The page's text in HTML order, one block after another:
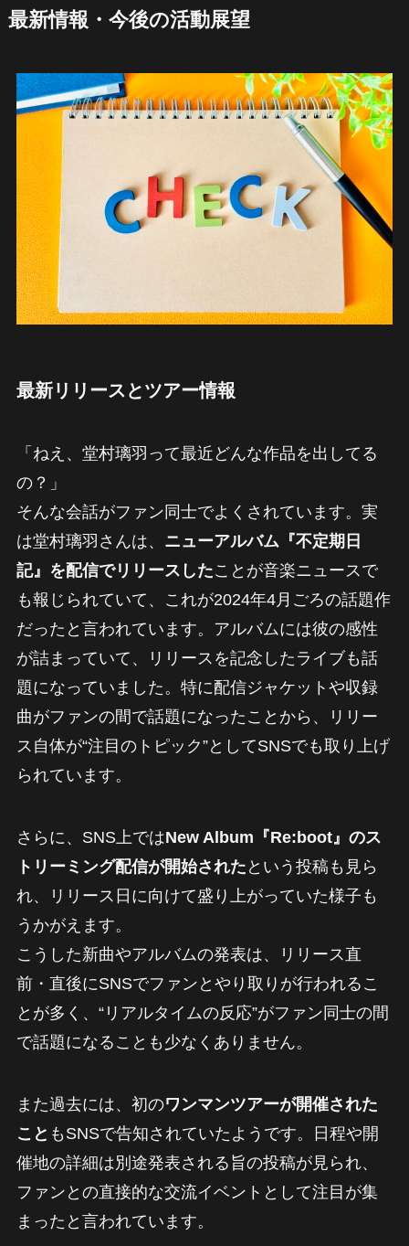
最新情報・今後の活動展望
最新リリースとツアー情報
「ねえ、堂村璃羽って最近どんな作品を出してる
の？」
そんな会話がファン同士でよくされています。実
は堂村璃羽さんは、 ニューアルバム『不定期日
記』を配信でリリースしたことが音楽ニュースで
も報じられていて、これが2024年4月ごろの話題作
だったと言われています。アルバムには彼の感性
が詰まっていて、リリースを記念したライブも話
題になっていました。特に配信ジャケットや収録
曲がファンの間で話題になったことから、リリー
ス自体が“注目のトピック”としてSNSでも取り上げ
られています。
さらに、SNS上ではNew Album『Re:boot』のス
トリーミング配信が開始された という投稿も見ら
れ、リリース日に向けて盛り上がっていた様子も
うかがえます。
こうした新曲やアルバムの発表は、リリース直
前・直後にSNSでファンとやり取りが行われるこ
とが多く、“リアルタイムの反応”がファン同士の間
で話題になることも少なくありません。
また過去には、初のワンマンツアーが開催された
こと もSNSで告知されていたようです。日程や開
催地の詳細は別途発表される旨の投稿が見られ、
ファンとの直接的な交流イベントとして注目が集
まったと言われています。